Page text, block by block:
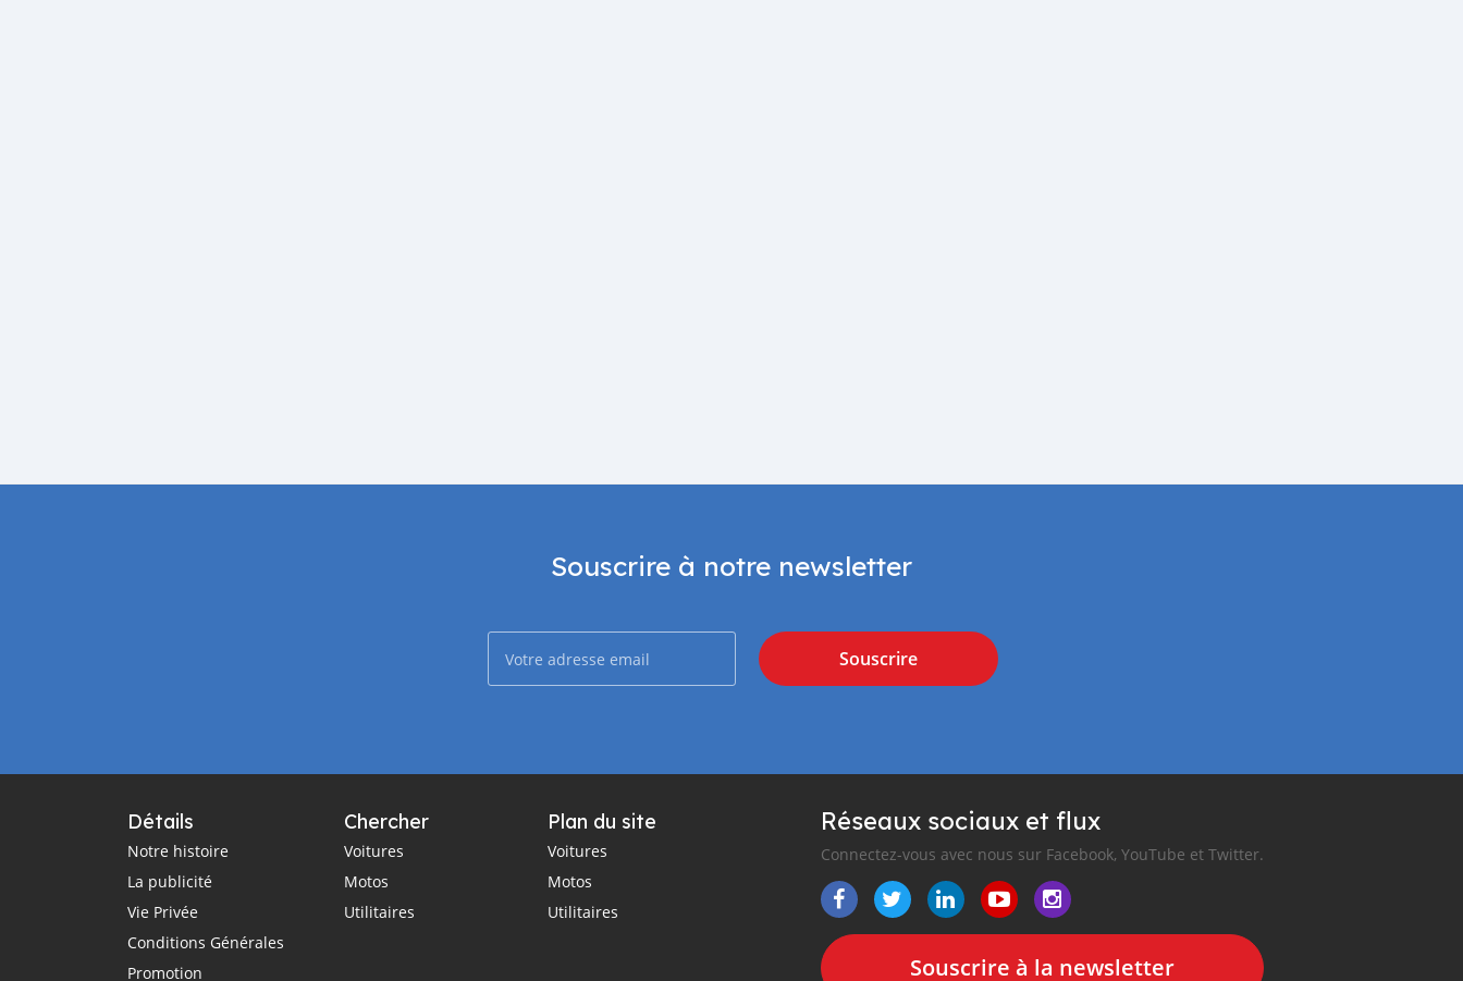
Souscrire à notre newsletter
Souscrire
Détails
Notre histoire
La publicité
Vie Privée
Conditions Générales
Promotion
Chercher
Voitures
Motos
Utilitaires
Plan du site
Voitures
Motos
Utilitaires
Réseaux sociaux et flux
Connectez-vous avec nous sur Facebook, YouTube et Twitter.
Souscrire à la newsletter